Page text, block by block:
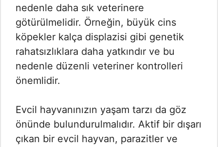
nedenle daha sık veterinere
götürülmelidir. Örneğin, büyük cins
köpekler kalça displazisi gibi genetik
rahatsızlıklara daha yatkındır ve bu
nedenle düzenli veteriner kontrolleri
önemlidir.
Evcil hayvanınızın yaşam tarzı da göz
önünde bulundurulmalıdır. Aktif bir dışarı
çıkan bir evcil hayvan, parazitler ve